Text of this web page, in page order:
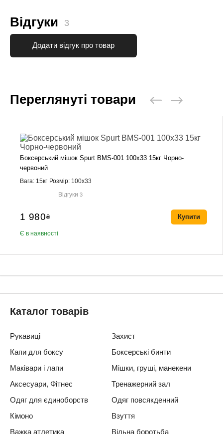
Відгуки 3
Додати відгук про товар
Переглянуті товари
Боксерський мішок Spurt BMS-001 100х33 15кг Чорно-
червоний
Вага: 15кг Розмір: 100х33
Відгуки3
1 980₴
Є в наявності
Купити
Каталог товарів
Рукавиці
Захист
Капи для боксу
Боксерські бинти
Маківари і лапи
Мішки, груші, манекени
Аксесуари, Фітнес
Тренажерний зал
Одяг для єдиноборств
Одяг повсякденний
Кімоно
Взуття
Важка атлетика
Вільна боротьба